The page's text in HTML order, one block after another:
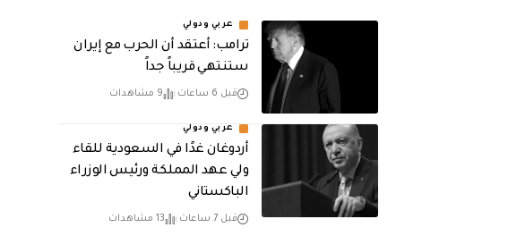
عربي ودولي
‏ترامب: أعتقد أن الحرب مع إيران
ستنتهي قريباً جداً
قبل 6 ساعات 9 مشاهدات
عربي ودولي
أردوغان غدًا في السعودية للقاء
ولي عهد المملكة ورئيس الوزراء
الباكستاني
قبل 7 ساعات 13 مشاهدات